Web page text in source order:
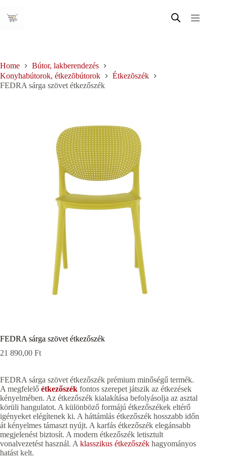
content
Home
Bútor, lakberendezés
Konyhabútorok, étkezõbútorok
Étkezõszék
FEDRA sárga szövet étkezőszék
FEDRA sárga szövet étkezőszék
21 890,00 Ft
FEDRA sárga szövet étkezőszék prémium minőségű termék.
A megfelelő étkezőszék fontos szerepet játszik az étkezések
kényelmében. Az étkezőszék kialakítása befolyásolja az asztal
körüli hangulatot. A különböző formájú étkezőszékek eltérő
igényeket elégítenek ki. A háttámlás étkezőszék hosszabb időn
át kényelmes támaszt nyújt. A karfás étkezőszék elegánsabb
megjelenést biztosít. A modern étkezőszék letisztult
vonalvezetést használ. A klasszikus étkezőszék hagyományos
hatást kelt.